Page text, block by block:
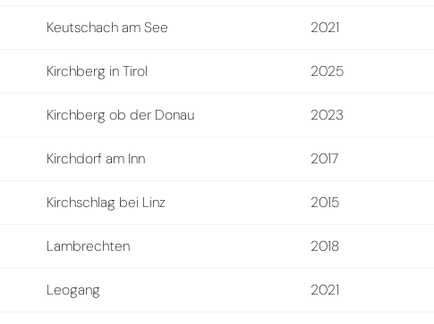
Keutschach am See 2021
Kirchberg in Tirol 2025
Kirchberg ob der Donau 2023
Kirchdorf am Inn 2017
Kirchschlag bei Linz 2015
Lambrechten 2018
Leogang 2021